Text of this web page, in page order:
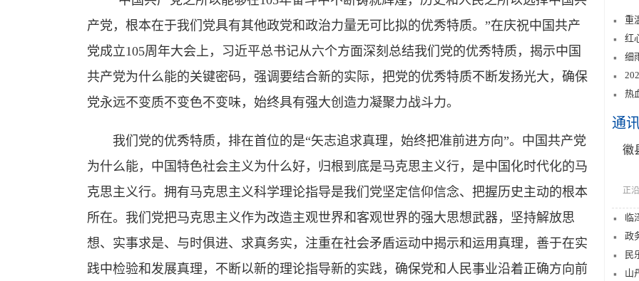
产党，根本在于我们党具有其他政党和政治力量无可比拟的优秀特质。”在庆祝中国共产
党成立105周年大会上，习近平总书记从六个方面深刻总结我们党的优秀特质，揭示中国
共产党为什么能的关键密码，强调要结合新的实际，把党的优秀特质不断发扬光大，确保
党永远不变质不变色不变味，始终具有强大创造力凝聚力战斗力。
我们党的优秀特质，排在首位的是“矢志追求真理，始终把准前进方向”。中国共产党
为什么能，中国特色社会主义为什么好，归根到底是马克思主义行，是中国化时代化的马
克思主义行。拥有马克思主义科学理论指导是我们党坚定信仰信念、把握历史主动的根本
所在。我们党把马克思主义作为改造主观世界和客观世界的强大思想武器，坚持解放思
想、实事求是、与时俱进、求真务实，注重在社会矛盾运动中揭示和运用真理，善于在实
践中检验和发展真理，不断以新的理论指导新的实践，确保党和人民事业沿着正确方向前
重
红
细
热
通
徽
正
临
政
民
山